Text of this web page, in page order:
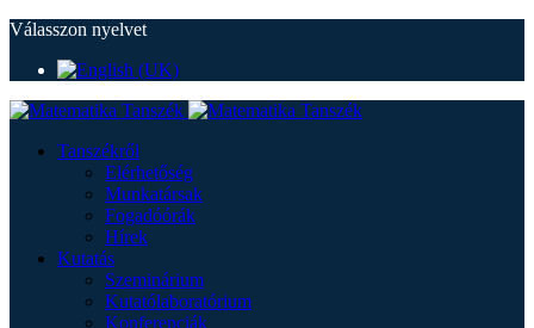
Válasszon nyelvet
Tanszékről
Elérhetőség
Munkatársak
Fogadóórák
Hírek
Kutatás
Szeminárium
Kutatólaboratórium
Konferenciák